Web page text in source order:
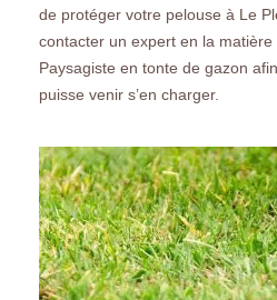
de protéger votre pelouse à Le
contacter un expert en la
Paysagiste en tonte de gazon
puisse venir s’en charger.